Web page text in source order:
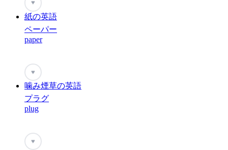
♥
紙の英語
ペーパー
paper
♥
噛み煙草の英語
プラグ
plug
♥